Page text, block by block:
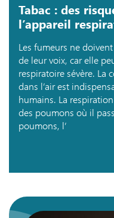
Tabac : des
l’appareil
Les fumeurs ne
de leur voix, car elle
respiratoire sévère. La
dans l’air est
humains. La
des poumons où il
poumons, l’